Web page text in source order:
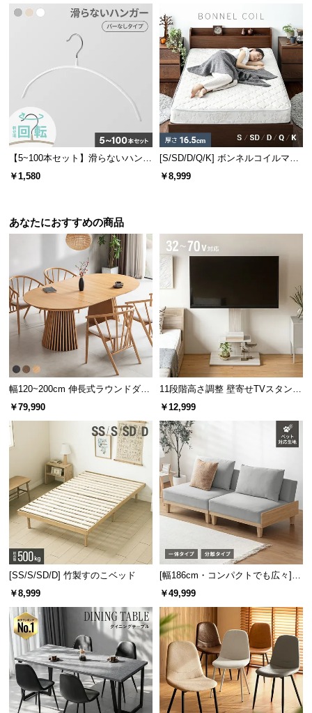
に
保
証
に
つ
い
て
員
規
に
つ
い
て
客
ー
お
ら
ブ
ロ
企
業
襟元を引っ張らずにハンガーを入れることが可能。衣類へのダメー
スリム設計で収納量が大幅アップ
ハンガーの厚みはたった約6mm。一般的なハンガーに比べてスリム
に収納ができます。
厚み 約6mm
何でもかけられる多機能仕様
【5~100本セット】滑らないハンガ
ー
￥1,580
[S/SD/D/Q/K] ボンネルコイルマッ
トレス
￥8,999
あなたにおすすめの商品
幅120~200cm 伸長式ラウンドダイ
ニングテーブル 6人掛け 天然木突
￥79,990
11段階高さ調整 壁寄せTVスタンド
キャスター付き 上下左右角度調節
￥12,999
[SS/S/SD/D] 竹製すのこベッド
￥8,999
[幅186cm・コンパクトでも広々] 3
人掛けソファベッド リクライニン
￥49,999